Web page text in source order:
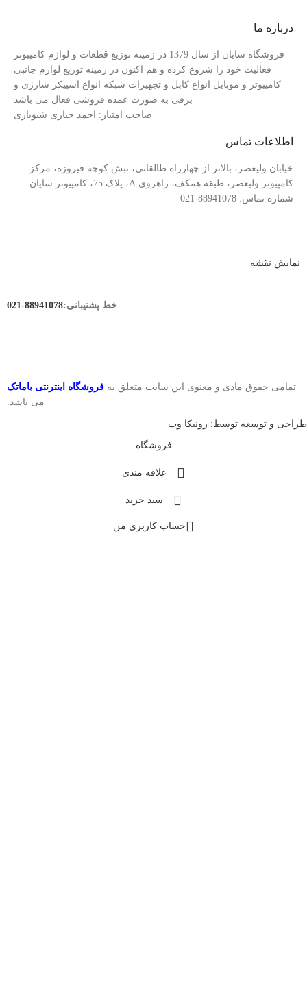
درباره ما
فروشگاه سایان از سال 1379 در زمینه توزیع قطعات و لوازم کامپیوتر
فعالیت خود را شروع کرده و هم اکنون در زمینه توزیع لوازم جانبی
کامپیوتر و موبایل انواع کابل و تجهیزات شبکه انواع اسپیکر شارژی و
برقی به صورت عمده فروشی فعال می باشد
صاحب امتیاز: احمد جباری شیویاری
اطلاعات تماس
خیابان ولیعصر، بالاتر از چهارراه طالقانی، نبش کوچه فیروزه، مرکز
کامپیوتر ولیعصر، طبقه همکف، راهروی A، پلاک 75، کامپیوتر سایان
شماره تماس: 88941078-021
نمایش نقشه
خط پشتیبانی:88941078-021
تمامی حقوق مادی و معنوی این سایت متعلق به فروشگاه اینترنتی باماتک
می باشد.
طراحی و توسعه توسط: رونیکا وب
فروشگاه
علاقه مندی
سبد خرید
حساب کاربری من